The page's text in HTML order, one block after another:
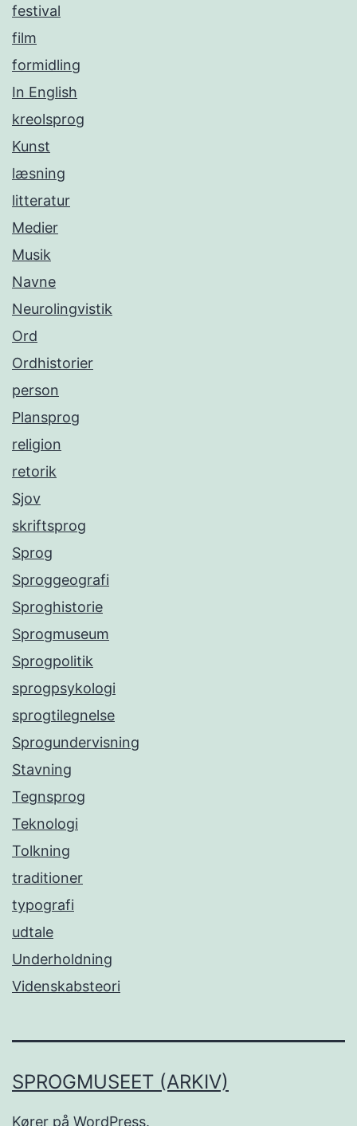
festival
film
formidling
In English
kreolsprog
Kunst
læsning
litteratur
Medier
Musik
Navne
Neurolingvistik
Ord
Ordhistorier
person
Plansprog
religion
retorik
Sjov
skriftsprog
Sprog
Sproggeografi
Sproghistorie
Sprogmuseum
Sprogpolitik
sprogpsykologi
sprogtilegnelse
Sprogundervisning
Stavning
Tegnsprog
Teknologi
Tolkning
traditioner
typografi
udtale
Underholdning
Videnskabsteori
SPROGMUSEET (ARKIV)
Kører på WordPress.